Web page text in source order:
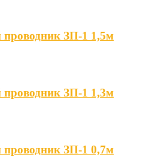
ЗП-1 1,5м
ЗП-1 1,3м
ЗП-1 0,7м